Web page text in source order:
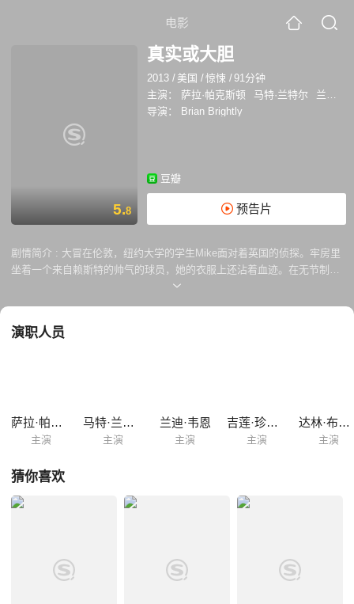
电影
5.8
真实或大胆
2013 / 美国 /惊悚 /91分钟
主演：
萨拉·帕克斯顿 马特·兰特尔
兰迪·韦恩
导演：
Brian Brightly
豆瓣
预告片
剧情简介 : 大冒在伦敦，纽约大学的学生Mike面对着英国的侦探。牢房里
坐着一个来自赖斯特的帅气的球员，她的衣服上还沾着血迹。在无节制的
酒精，毒品，性欲的作用侠，一场真心话大冒险的游戏彻底被扭曲，最终
演职人员
萨拉·帕克斯顿
主演
马特·兰特尔
主演
兰迪·韦恩
主演
吉莲·珍塞尔
主演
达林·布鲁克斯
主演
猜你喜欢